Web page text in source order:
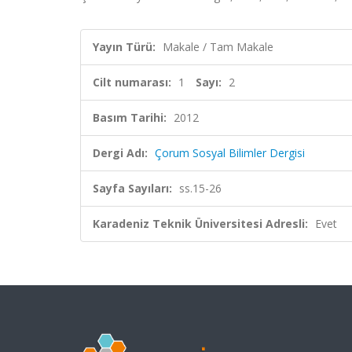
Yayın Türü: Makale / Tam Makale
Cilt numarası: 1 Sayı: 2
Basım Tarihi: 2012
Dergi Adı: Çorum Sosyal Bilimler Dergisi
Sayfa Sayıları: ss.15-26
Karadeniz Teknik Üniversitesi Adresli: Evet